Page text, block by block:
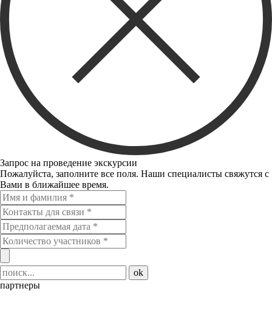
Запрос на проведение экскурсии
Пожалуйста, заполните все поля. Наши специалисты свяжутся с
Вами в ближайшее время.
ok
партнеры